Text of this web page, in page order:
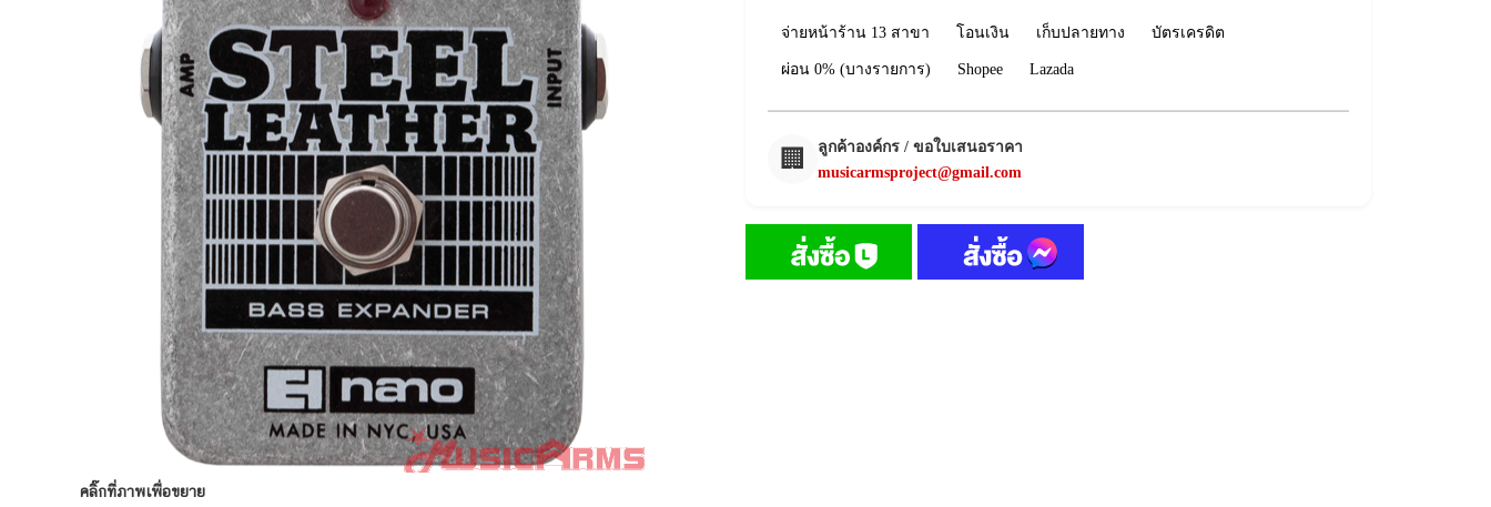
คลิ๊กที่ภาพเพื่อขยาย
จ่ายหน้าร้าน 13 สาขา โอนเงิน เก็บปลายทาง บัตรเครดิต
ผ่อน 0% (บางรายการ) Shopee Lazada
🏢
ลูกค้าองค์กร / ขอใบเสนอราคา
musicarmsproject@gmail.com